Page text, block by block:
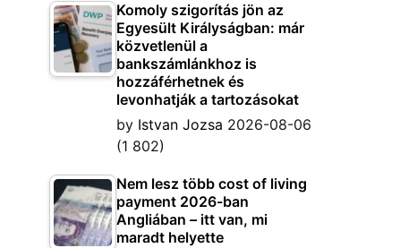
Komoly szigorítás jön az
Egyesült Királyságban: már
közvetlenül a
bankszámlánkhoz is
hozzáférhetnek és
levonhatják a tartozásokat
by Istvan Jozsa 2026-08-06
(1 802)
Nem lesz több cost of living
payment 2026-ban
Angliában – itt van, mi
maradt helyette